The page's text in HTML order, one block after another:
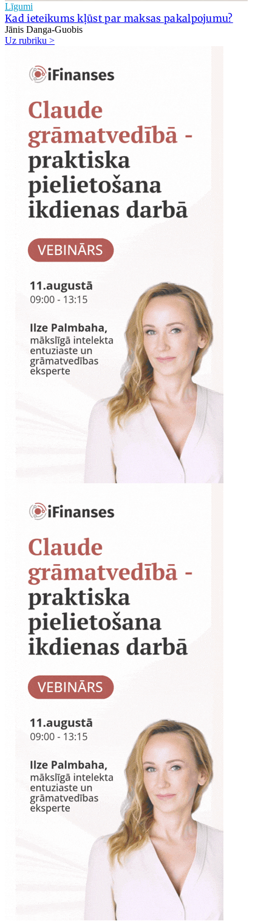
Līgumi
Kad ieteikums kļūst par maksas pakalpojumu?
Jānis Danga-Guobis
Uz rubriku >